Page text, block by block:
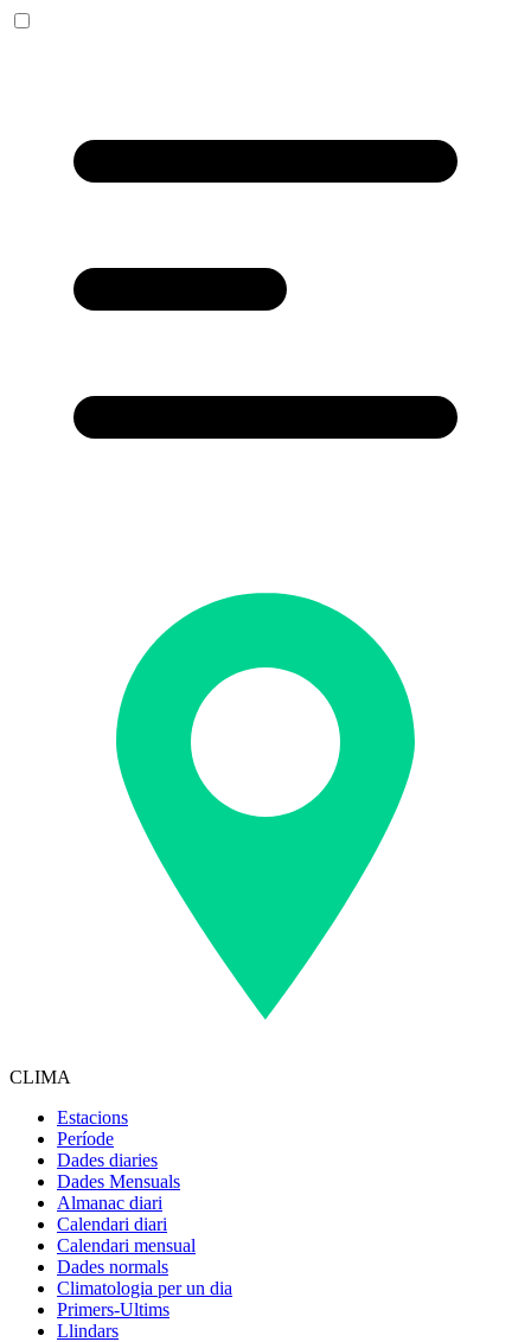
CLIMA
Estacions
Període
Dades diaries
Dades Mensuals
Almanac diari
Calendari diari
Calendari mensual
Dades normals
Climatologia per un dia
Primers-Ultims
Llindars